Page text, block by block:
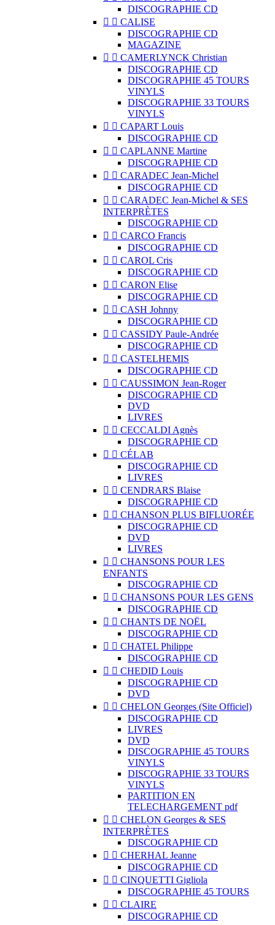
DISCOGRAPHIE CD
  CALISE
DISCOGRAPHIE CD
MAGAZINE
  CAMERLYNCK Christian
DISCOGRAPHIE CD
DISCOGRAPHIE 45 TOURS
VINYLS
DISCOGRAPHIE 33 TOURS
VINYLS
  CAPART Louis
DISCOGRAPHIE CD
  CAPLANNE Martine
DISCOGRAPHIE CD
  CARADEC Jean-Michel
DISCOGRAPHIE CD
  CARADEC Jean-Michel & SES
INTERPRÈTES
DISCOGRAPHIE CD
  CARCO Francis
DISCOGRAPHIE CD
  CAROL Cris
DISCOGRAPHIE CD
  CARON Elise
DISCOGRAPHIE CD
  CASH Johnny
DISCOGRAPHIE CD
  CASSIDY Paule-Andrée
DISCOGRAPHIE CD
  CASTELHEMIS
DISCOGRAPHIE CD
  CAUSSIMON Jean-Roger
DISCOGRAPHIE CD
DVD
LIVRES
  CECCALDI Agnès
DISCOGRAPHIE CD
  CÉLAB
DISCOGRAPHIE CD
LIVRES
  CENDRARS Blaise
DISCOGRAPHIE CD
  CHANSON PLUS BIFLUORÉE
DISCOGRAPHIE CD
DVD
LIVRES
  CHANSONS POUR LES
ENFANTS
DISCOGRAPHIE CD
  CHANSONS POUR LES GENS
DISCOGRAPHIE CD
  CHANTS DE NOËL
DISCOGRAPHIE CD
  CHATEL Philippe
DISCOGRAPHIE CD
  CHEDID Louis
DISCOGRAPHIE CD
DVD
  CHELON Georges (Site Officiel)
DISCOGRAPHIE CD
LIVRES
DVD
DISCOGRAPHIE 45 TOURS
VINYLS
DISCOGRAPHIE 33 TOURS
VINYLS
PARTITION EN
TELECHARGEMENT pdf
  CHELON Georges & SES
INTERPRÈTES
DISCOGRAPHIE CD
  CHERHAL Jeanne
DISCOGRAPHIE CD
  CINQUETTI Gigliola
DISCOGRAPHIE 45 TOURS
  CLAIRE
DISCOGRAPHIE CD